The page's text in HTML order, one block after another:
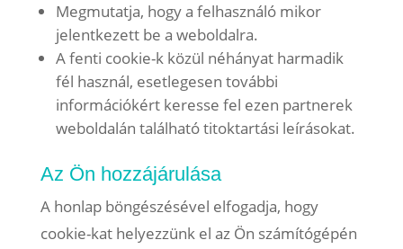
Megmutatja, hogy a felhasználó mikor
jelentkezett be a weboldalra.
A fenti cookie-k közül néhányat harmadik
fél használ, esetlegesen további
információkért keresse fel ezen partnerek
weboldalán található titoktartási leírásokat.
Az Ön hozzájárulása
A honlap böngészésével elfogadja, hogy
cookie-kat helyezzünk el az Ön számítógépén